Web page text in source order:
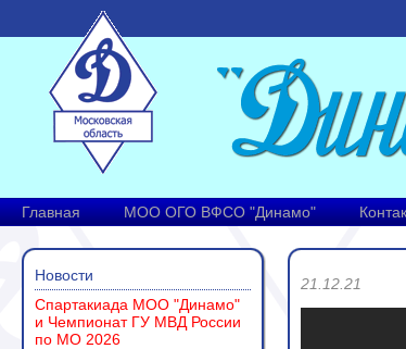
Главная МОО ОГО ВФСО "Динамо"
Новости
Спартакиада МОО "Динамо"
и Чемпионат ГУ МВД России
по МО 2026
21.12.21